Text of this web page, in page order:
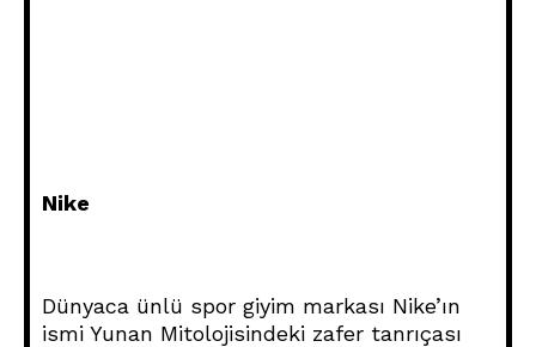
Nike
Dünyaca ünlü spor giyim markası Nike’ın
ismi Yunan Mitolojisindeki zafer tanrıçası